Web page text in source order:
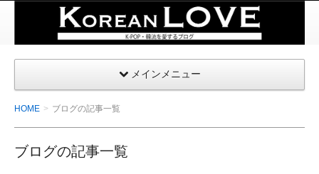
POP・
韓国を
| コリ
アンラ
ブ
メインメニュー
HOME ブログの記事一覧
ブログの記事一覧